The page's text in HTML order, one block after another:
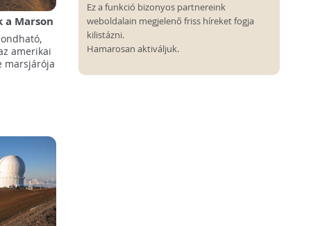
Marson
amerikai
marsjárója
Ez a funkció bizonyos partnereink
weboldalain megjelenő friss híreket fogja
kilistázni.
Hamarosan aktiváljuk.